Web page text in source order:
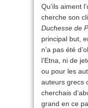
Qu’ils aiment
cherche son
Duchesse de
principal but,
n’a pas été
l’Etna, ni de
ou pour les
auteurs grecs
cherchais
grand en ce